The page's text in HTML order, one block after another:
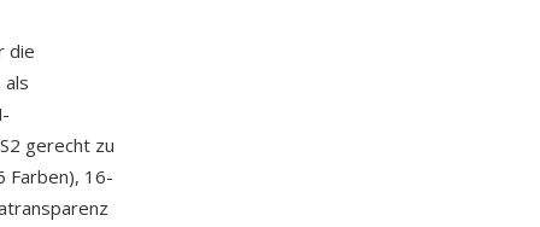
die
gerecht zu
Farben), 16-